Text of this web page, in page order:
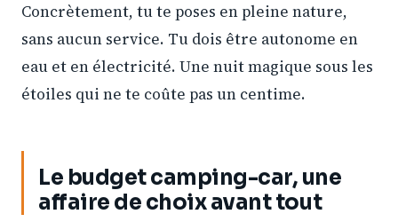
Concrètement, tu te poses en pleine nature,
sans aucun service. Tu dois être autonome en
eau et en électricité. Une nuit magique sous les
étoiles qui ne te coûte pas un centime.
Le budget camping-car, une
affaire de choix avant tout